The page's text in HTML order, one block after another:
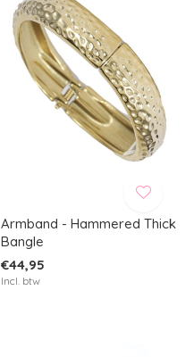
Armband - Hammered Thick
Bangle
€44,95
Incl. btw